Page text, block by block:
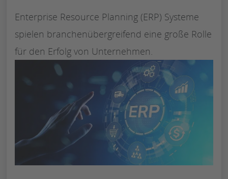
Enterprise Resource Planning (ERP) Systeme
spielen branchenübergreifend eine große Rolle
für den Erfolg von Unternehmen.